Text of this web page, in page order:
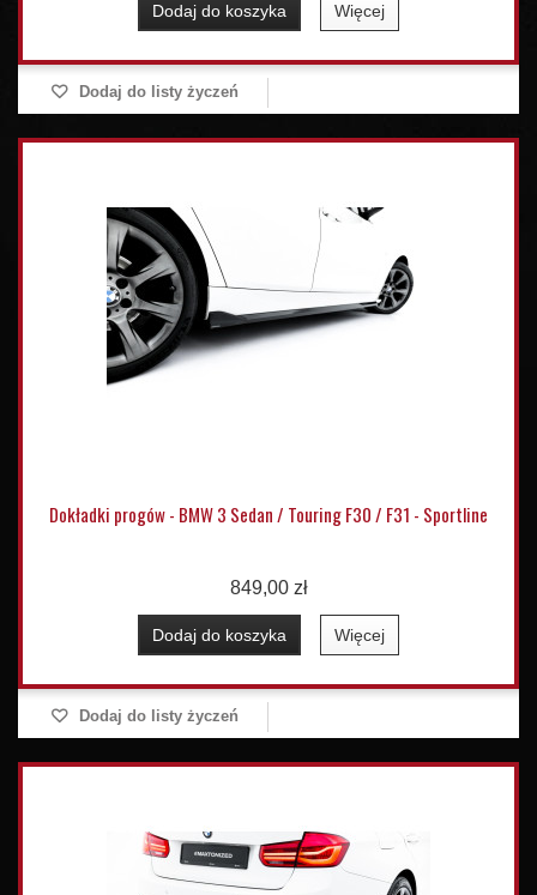
Dodaj do koszyka Więcej
Dodaj do listy życzeń
Dokładki progów - BMW 3 Sedan / Touring F30 / F31 - Sportline
849,00 zł
Dodaj do koszyka Więcej
Dodaj do listy życzeń